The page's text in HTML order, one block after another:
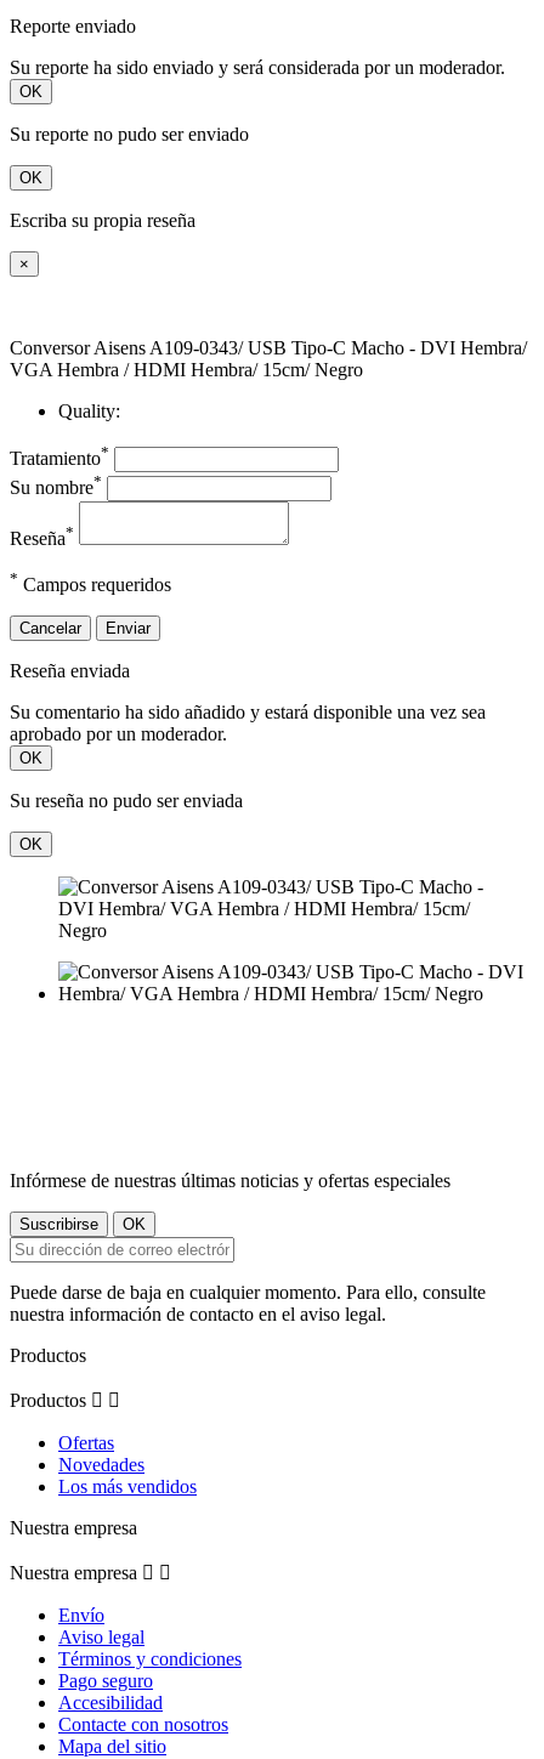
Reporte enviado
Su reporte ha sido enviado y será considerada por un moderador.
OK
Su reporte no pudo ser enviado
OK
Escriba su propia reseña
×
Conversor Aisens A109-0343/ USB Tipo-C Macho - DVI Hembra/
VGA Hembra / HDMI Hembra/ 15cm/ Negro
Quality:
Tratamiento*
Su nombre*
Reseña*
* Campos requeridos
Cancelar Enviar
Reseña enviada
Su comentario ha sido añadido y estará disponible una vez sea
aprobado por un moderador.
OK
Su reseña no pudo ser enviada
OK
Infórmese de nuestras últimas noticias y ofertas especiales
Puede darse de baja en cualquier momento. Para ello, consulte
nuestra información de contacto en el aviso legal.
Productos
Productos  
Ofertas
Novedades
Los más vendidos
Nuestra empresa
Nuestra empresa  
Envío
Aviso legal
Términos y condiciones
Pago seguro
Accesibilidad
Contacte con nosotros
Mapa del sitio